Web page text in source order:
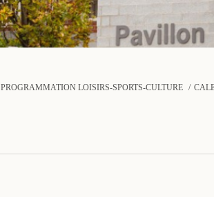
PROGRAMMATION LOISIRS-SPORTS-CULTURE